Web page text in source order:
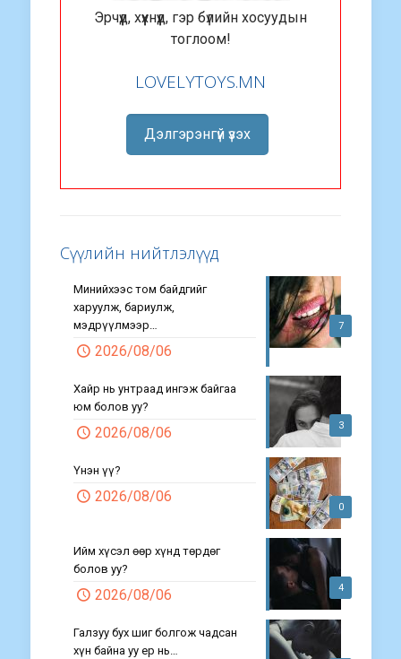
Эрчүүд, хүүхнүүд, гэр бүлийн хосуудын
тоглоом!
LOVELYTOYS.MN
Дэлгэрэнгүй үзэх
Сүүлийн нийтлэлүүд
7
Минийхээс том байдгийг
харуулж, бариулж,
мэдрүүлмээр…
2026/08/06
3
Хайр нь унтраад ингэж байгаа
юм болов уу?
2026/08/06
0
Үнэн үү?
2026/08/06
4
Ийм хүсэл өөр хүнд төрдөг
болов уу?
2026/08/06
Галзуу бух шиг болгож чадсан
хүн байна уу ер нь…